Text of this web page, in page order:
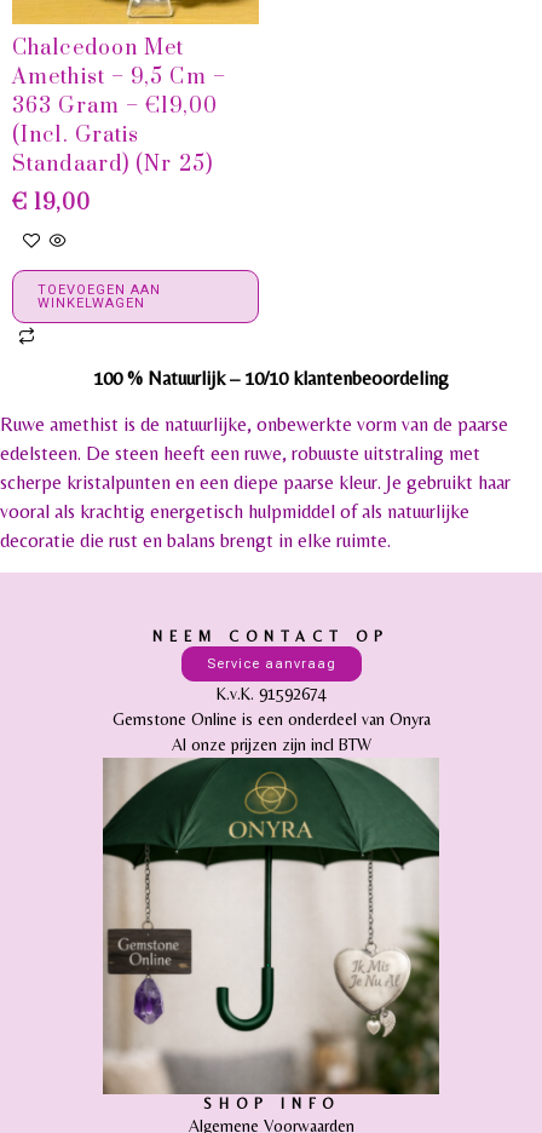
Chalcedoon Met
Amethist – 9,5 Cm –
363 Gram – €19,00
(incl. Gratis
Standaard) (nr 25)
€ 19,00
TOEVOEGEN AAN
WINKELWAGEN
100 % Natuurlijk –10/10 klantenbeoordeling
Ruwe amethist is de natuurlijke, onbewerkte vorm van de paarse
edelsteen. De steen heeft een ruwe, robuuste uitstraling met
scherpe kristalpunten en een diepe paarse kleur. Je gebruikt haar
vooral als krachtig energetisch hulpmiddel of als natuurlijke
decoratie die rust en balans brengt in elke ruimte.
NEEM CONTACT OP
Service aanvraag
K.v.K. 91592674
Gemstone Online is een onderdeel van Onyra
Al onze prijzen zijn incl BTW
SHOP INFO
Algemene Voorwaarden